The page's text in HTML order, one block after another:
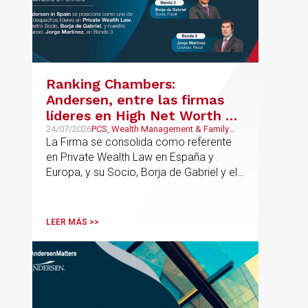
en las que resulta clave contar con un
asesoramiento especializado capaz de
integrar el análisis jurídico, urbanístico y
contractual de los activos, anticipar
todas las fases de la operación.
Ranking Chambers:
Andersen, entre las firmas
líderes en High Net Worth en
España y Europa
24/07/2026PCS, Wealth Management & Family
Business
La Firma se consolida como referente
en Private Wealth Law en España y
Europa, y su Socio, Borja de Gabriel y el
profesionales clave del sector.
LEER MÁS >>